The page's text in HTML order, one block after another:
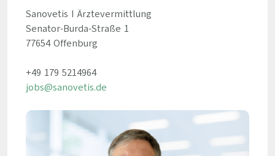
Sanovetis I Ärztevermittlung
Senator-Burda-Straße 1
77654 Offenburg
+49 179 5214964
jobs@sanovetis.de